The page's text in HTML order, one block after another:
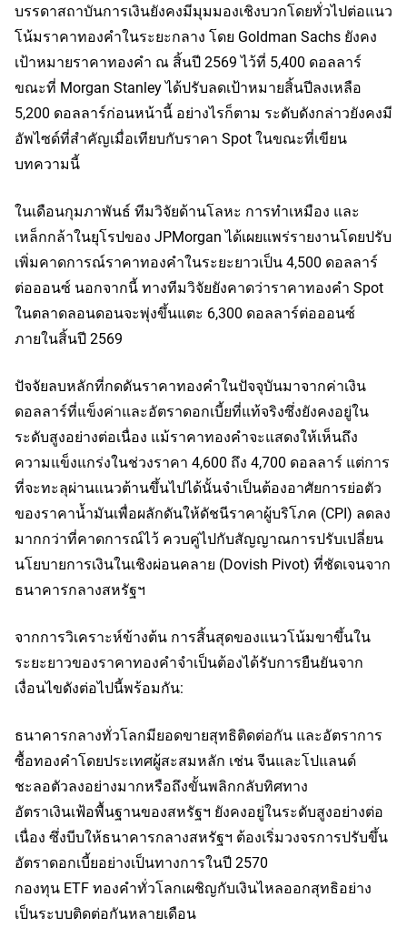
บรรดาสถาบันการเงินยังคงมีมุมมองเชิงบวกโดยทั่วไปต่อแนว
โน้มราคาทองคำในระยะกลาง โดย Goldman Sachs ยังคง
เป้าหมายราคาทองคำ ณ สิ้นปี 2569 ไว้ที่ 5,400 ดอลลาร์
ขณะที่ Morgan Stanley ได้ปรับลดเป้าหมายสิ้นปีลงเหลือ
5,200 ดอลลาร์ก่อนหน้านี้ อย่างไรก็ตาม ระดับดังกล่าวยังคงมี
อัพไซด์ที่สำคัญเมื่อเทียบกับราคา Spot ในขณะที่เขียน
บทความนี้
ในเดือนกุมภาพันธ์ ทีมวิจัยด้านโลหะ การทำเหมือง และ
เหล็กกล้าในยุโรปของ JPMorgan ได้เผยแพร่รายงานโดยปรับ
เพิ่มคาดการณ์ราคาทองคำในระยะยาวเป็น 4,500 ดอลลาร์
ต่อออนซ์ นอกจากนี้ ทางทีมวิจัยยังคาดว่าราคาทองคำ Spot
ในตลาดลอนดอนจะพุ่งขึ้นแตะ 6,300 ดอลลาร์ต่อออนซ์
ภายในสิ้นปี 2569
ปัจจัยลบหลักที่กดดันราคาทองคำในปัจจุบันมาจากค่าเงิน
ดอลลาร์ที่แข็งค่าและอัตราดอกเบี้ยที่แท้จริงซึ่งยังคงอยู่ใน
ระดับสูงอย่างต่อเนื่อง แม้ราคาทองคำจะแสดงให้เห็นถึง
ความแข็งแกร่งในช่วงราคา 4,600 ถึง 4,700 ดอลลาร์ แต่การ
ที่จะทะลุผ่านแนวต้านขึ้นไปได้นั้นจำเป็นต้องอาศัยการย่อตัว
ของราคาน้ำมันเพื่อผลักดันให้ดัชนีราคาผู้บริโภค (CPI) ลดลง
มากกว่าที่คาดการณ์ไว้ ควบคู่ไปกับสัญญาณการปรับเปลี่ยน
นโยบายการเงินในเชิงผ่อนคลาย (Dovish Pivot) ที่ชัดเจนจาก
ธนาคารกลางสหรัฐฯ
จากการวิเคราะห์ข้างต้น การสิ้นสุดของแนวโน้มขาขึ้นใน
ระยะยาวของราคาทองคำจำเป็นต้องได้รับการยืนยันจาก
เงื่อนไขดังต่อไปนี้พร้อมกัน:
ธนาคารกลางทั่วโลกมียอดขายสุทธิติดต่อกัน และอัตราการ
ซื้อทองคำโดยประเทศผู้สะสมหลัก เช่น จีนและโปแลนด์
ชะลอตัวลงอย่างมากหรือถึงขั้นพลิกกลับทิศทาง
อัตราเงินเฟ้อพื้นฐานของสหรัฐฯ ยังคงอยู่ในระดับสูงอย่างต่อ
เนื่อง ซึ่งบีบให้ธนาคารกลางสหรัฐฯ ต้องเริ่มวงจรการปรับขึ้น
อัตราดอกเบี้ยอย่างเป็นทางการในปี 2570
กองทุน ETF ทองคำทั่วโลกเผชิญกับเงินไหลออกสุทธิอย่าง
เป็นระบบติดต่อกันหลายเดือน